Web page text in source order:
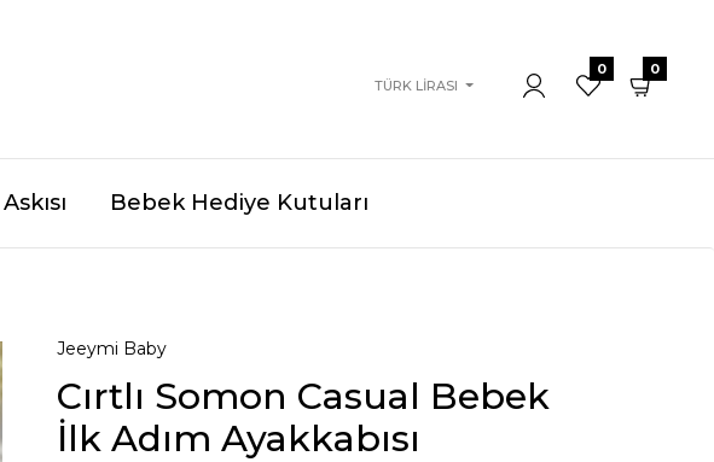
TÜRK LIRASI
0 0
Bebek Hediye Kutuları
Jeeymi Baby
Cırtlı Somon Casual Bebek
İlk Adım Ayakkabısı